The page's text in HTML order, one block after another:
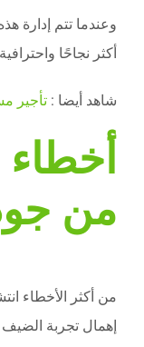
وعندما تتم إدارة
أكثر نجاحًا
شاهد أيضا : تأجير
من
من أكثر الأخطاء
إهمال تجربة الضيف